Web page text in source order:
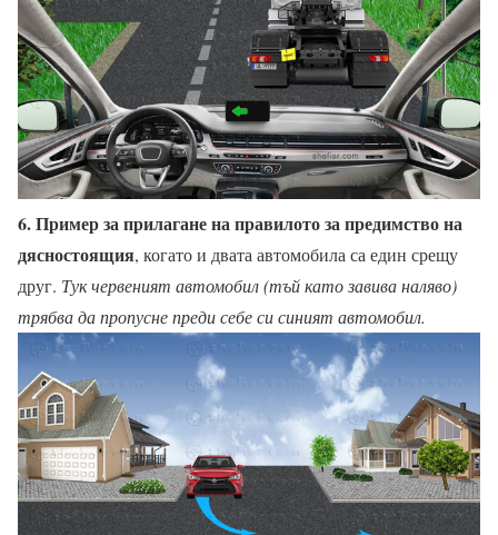
6. Пример за прилагане на правилото за предимство на
дясностоящия, когато и двата автомобила са един срещу
друг. Тук червеният автомобил (тъй като завива наляво)
трябва да пропусне преди себе си синият автомобил.